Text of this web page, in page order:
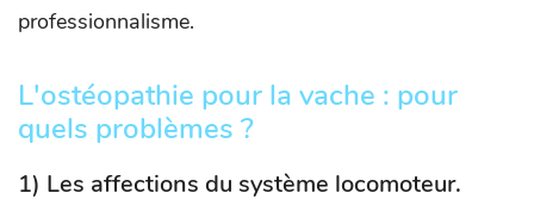
professionnalisme.
L'ostéopathie pour la vache : pour
quels problèmes ?
1) Les affections du système locomoteur.